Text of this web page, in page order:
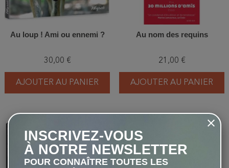
Au loup ! Ami ou ennemi ?
30,00 €
AJOUTER AU PANIER
Au nom des requins
21,00 €
AJOUTER AU PANIER
favorite_border
INSCRIVEZ-VOUS
À NOTRE NEWSLETTER
POUR CONNAÎTRE TOUTES LES